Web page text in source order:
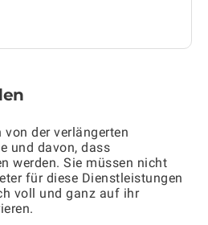
der verlängerten
und davon, dass
werden. Sie müssen nicht
für diese Dienstleistungen
voll und ganz auf ihr